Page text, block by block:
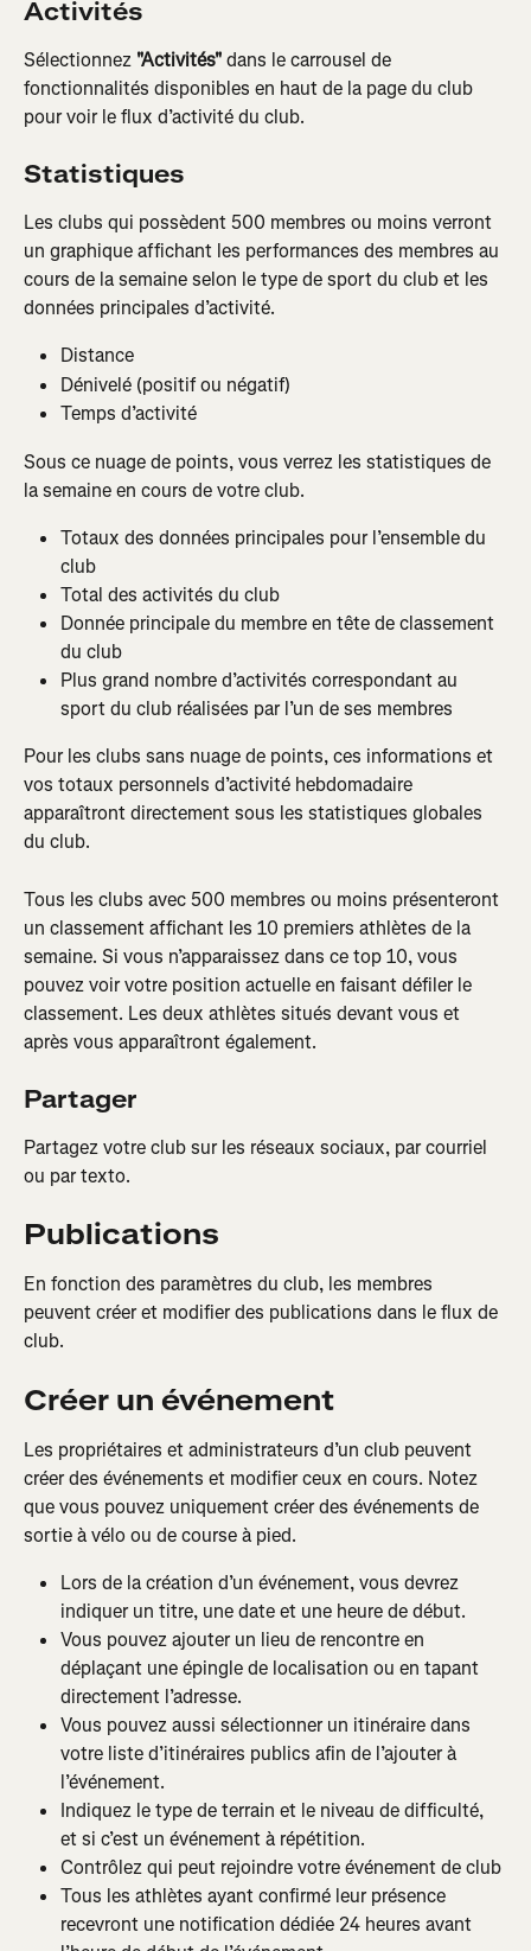
Activités
Sélectionnez "Activités" dans le carrousel de
fonctionnalités disponibles en haut de la page du club
pour voir le flux d’activité du club.
Statistiques
Les clubs qui possèdent 500 membres ou moins verront
un graphique affichant les performances des membres au
cours de la semaine selon le type de sport du club et les
données principales d’activité.
Distance
Dénivelé (positif ou négatif)
Temps d’activité
Sous ce nuage de points, vous verrez les statistiques de
la semaine en cours de votre club.
Totaux des données principales pour l’ensemble du
club
Total des activités du club
Donnée principale du membre en tête de classement
du club
Plus grand nombre d’activités correspondant au
sport du club réalisées par l’un de ses membres
Pour les clubs sans nuage de points, ces informations et
vos totaux personnels d’activité hebdomadaire
apparaîtront directement sous les statistiques globales
du club.
Tous les clubs avec 500 membres ou moins présenteront
un classement affichant les 10 premiers athlètes de la
semaine. Si vous n’apparaissez dans ce top 10, vous
pouvez voir votre position actuelle en faisant défiler le
classement. Les deux athlètes situés devant vous et
après vous apparaîtront également.
Partager
Partagez votre club sur les réseaux sociaux, par courriel
ou par texto.
Publications
En fonction des paramètres du club, les membres
peuvent créer et modifier des publications dans le flux de
club.
Créer un événement
Les propriétaires et administrateurs d’un club peuvent
créer des événements et modifier ceux en cours. Notez
que vous pouvez uniquement créer des événements de
sortie à vélo ou de course à pied.
Lors de la création d’un événement, vous devrez
indiquer un titre, une date et une heure de début.
Vous pouvez ajouter un lieu de rencontre en
déplaçant une épingle de localisation ou en tapant
directement l’adresse.
Vous pouvez aussi sélectionner un itinéraire dans
votre liste d’itinéraires publics afin de l’ajouter à
l’événement.
Indiquez le type de terrain et le niveau de difficulté,
et si c’est un événement à répétition.
Contrôlez qui peut rejoindre votre événement de club
Tous les athlètes ayant confirmé leur présence
recevront une notification dédiée 24 heures avant